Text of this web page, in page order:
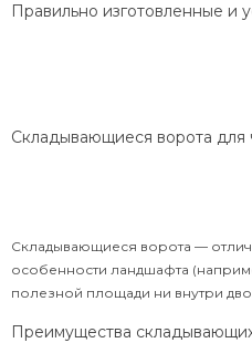
Правильно изготовленные и
Складывающиеся ворота для
Складывающиеся ворота —
особенности ландшафта
полезной площади ни внутри
Преимущества